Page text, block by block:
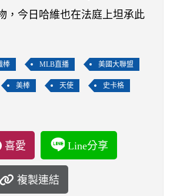
，今日哈維也在法庭上坦承此
棒 MLB直播 美國大聯盟
美棒 天使 史卡格
喜愛 Line分享
複製連結